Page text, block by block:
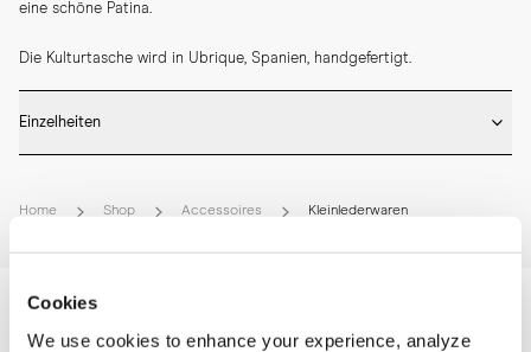
Cookies
We use cookies to enhance your experience, analyze
eine schöne Patina.
Die Kulturtasche wird in Ubrique, Spanien, handgefertigt.
Einzelheiten
* Nylonfutter
Home Shop Accessoires Kleinlederwaren